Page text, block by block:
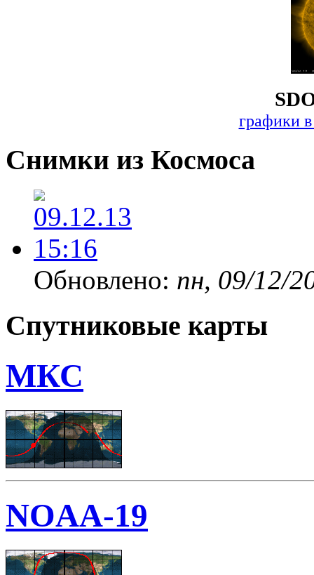
графики
Снимки из Космоса
Обновлено: пн, 09/12/
Спутниковые карты
МКС
NOAA-19